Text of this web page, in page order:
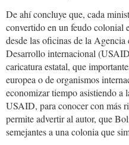
De ahí concluye que, cada
convertido en un feudo colonial
desde las oficinas de la
Desarrollo internacional
caricatura estatal, que
europea o de organismos
economizar tiempo asistiendo a
USAID, para conocer con más
permite advertir al autor, que
semejantes a una colonia que